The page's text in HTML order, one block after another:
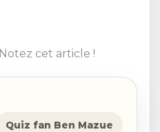
Notez cet article !
Quiz fan Ben Mazue